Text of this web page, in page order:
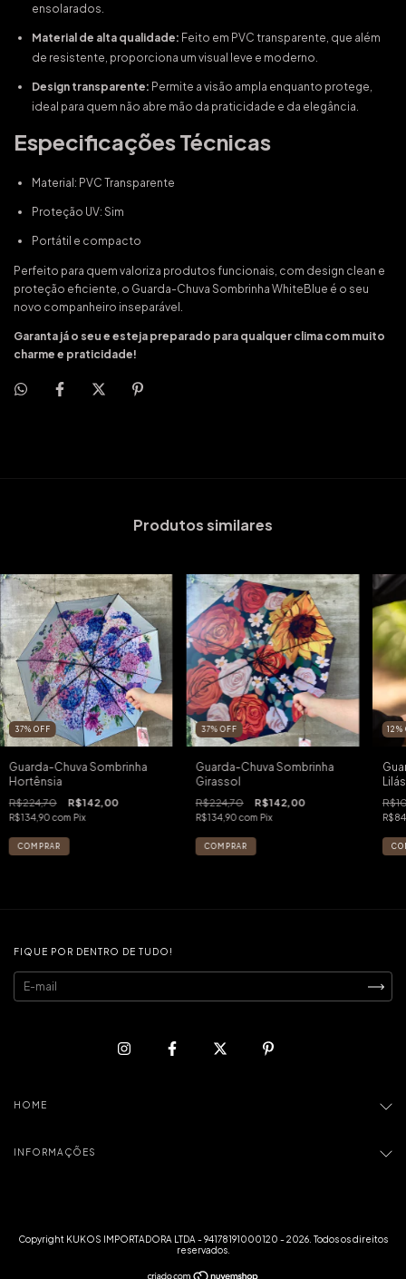
ensolarados.
Material de alta qualidade: Feito em PVC transparente, que além
de resistente, proporciona um visual leve e moderno.
Design transparente: Permite a visão ampla enquanto protege,
ideal para quem não abre mão da praticidade e da elegância.
Especificações Técnicas
Material: PVC Transparente
Proteção UV: Sim
Portátil e compacto
Perfeito para quem valoriza produtos funcionais, com design clean e
proteção eficiente, o Guarda-Chuva Sombrinha WhiteBlue é o seu
novo companheiro inseparável.
Garanta já o seu e esteja preparado para qualquer clima com muito
charme e praticidade!
Produtos similares
37% OFF
Guarda-Chuva Sombrinha
Hortênsia
R$224,70 R$142,00
R$134,90com Pix
37%OFF
Guarda-Chuva Sombrinha
Girassol
R$224,70 R$142,00
R$134,90com Pix
12%
Lilás
FIQUE POR DENTRO DE TUDO!
HOME
INFORMAÇÕES
Copyright KUKOS IMPORTADORA LTDA - 94178191000120 - 2026. Todos os direitos
reservados.